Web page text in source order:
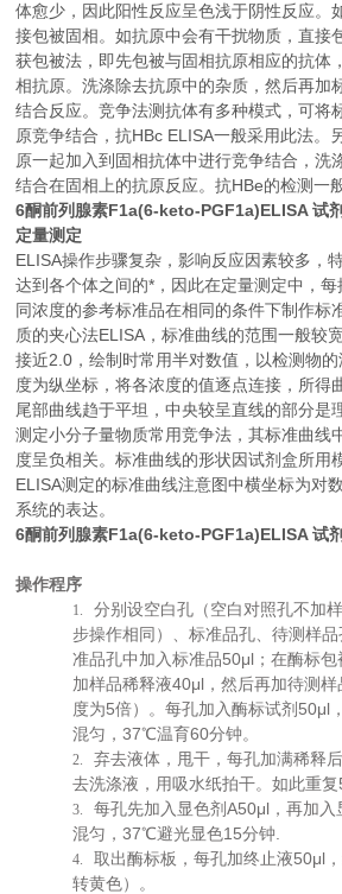
体愈少，因此阳性反应呈色浅于阴性反应。
接包被固相。如抗原中会有干扰物质，直接
获包被法，即先包被与固相抗原相应的抗体
相抗原。洗涤除去抗原中的杂质，然后再加
结合反应。竞争法测抗体有多种模式，可将
原竞争结合，抗HBc ELISA一般采用此法。
原一起加入到固相抗体中进行竞争结合，洗
结合在固相上的抗原反应。抗HBe的检测一
6酮前列腺素F1a(6-keto-PGF1a)ELISA 试
定量测定
ELISA操作步骤复杂，影响反应因素较多，
达到各个体之间的*，因此在定量测定中，
同浓度的参考标准品在相同的条件下制作标
质的夹心法ELISA，标准曲线的范围一般较
接近2.0，绘制时常用半对数值，以检测物
度为纵坐标，将各浓度的值逐点连接，所得
尾部曲线趋于平坦，中央较呈直线的部分是
测定小分子量物质常用竞争法，其标准曲线
度呈负相关。标准曲线的形状因试剂盒所用
ELISA测定的标准曲线注意图中横坐标为对
系统的表达。
6酮前列腺素F1a(6-keto-PGF1a)ELISA 试
操作程序
1.分别设空白孔（空白对照孔不加
步操作相同）、标准品孔、待测样
准品孔中加入标准品50μl ；在酶标
加样品稀释液40μl ，然后再加待测样
度为5倍）。每孔加入酶标试剂 50μl
混匀，37℃温育60分钟。
2.弃去液体，甩干，每孔加满稀释
去洗涤液，用吸水纸拍干。如此重复
3.每孔先加入显色剂A50μl ，再加入
混匀，37℃避光显色15分钟
4.取出酶标板，每孔加终止液50μl
转黄色）。